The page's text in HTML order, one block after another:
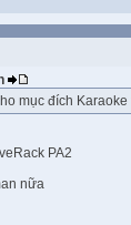
mục đích
PA2
nữa